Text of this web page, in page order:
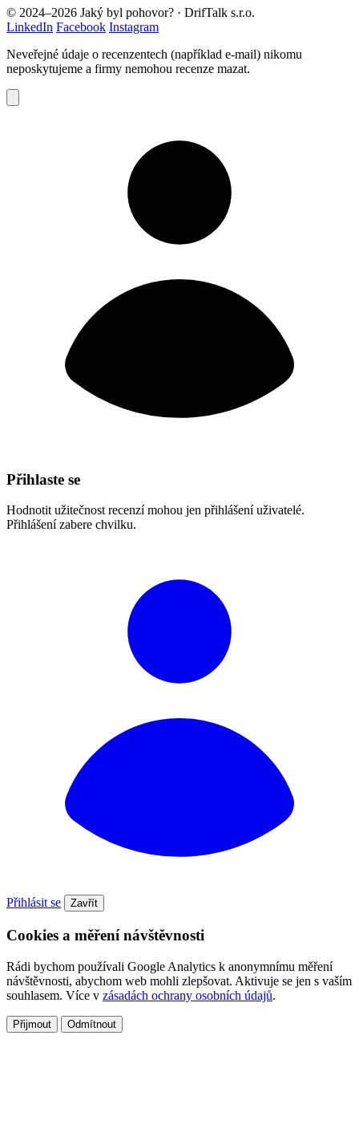
© 2024–2026 Jaký byl pohovor? · DrifTalk s.r.o.
LinkedIn Facebook Instagram
Neveřejné údaje o recenzentech (například e-mail) nikomu
neposkytujeme a firmy nemohou recenze mazat.
Přihlaste se
Hodnotit užitečnost recenzí mohou jen přihlášení uživatelé.
Přihlášení zabere chvilku.
Přihlásit se Zavřít
Cookies a měření návštěvnosti
Rádi bychom používali Google Analytics k anonymnímu měření
návštěvnosti, abychom web mohli zlepšovat. Aktivuje se jen s vaším
souhlasem. Více v zásadách ochrany osobních údajů.
Přijmout Odmítnout